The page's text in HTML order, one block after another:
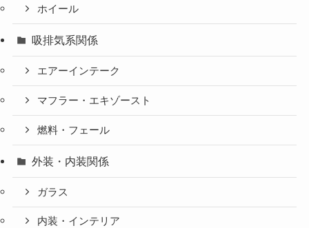
ホイール
吸排気系関係
エアーインテーク
マフラー・エキゾースト
燃料・フェール
外装・内装関係
ガラス
内装・インテリア